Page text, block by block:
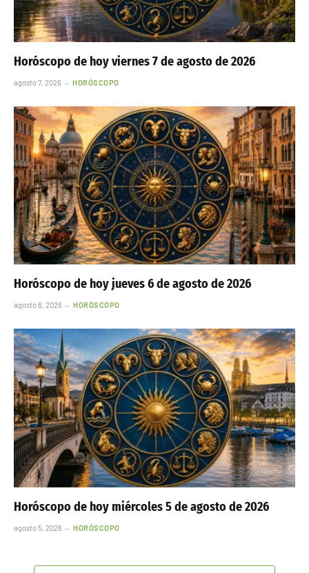
Horóscopo de hoy viernes 7 de agosto de 2026
agosto 7, 2026 HORÓSCOPO
Horóscopo de hoy jueves 6 de agosto de 2026
agosto 6, 2026 HORÓSCOPO
Horóscopo de hoy miércoles 5 de agosto de 2026
agosto 5, 2026 HORÓSCOPO